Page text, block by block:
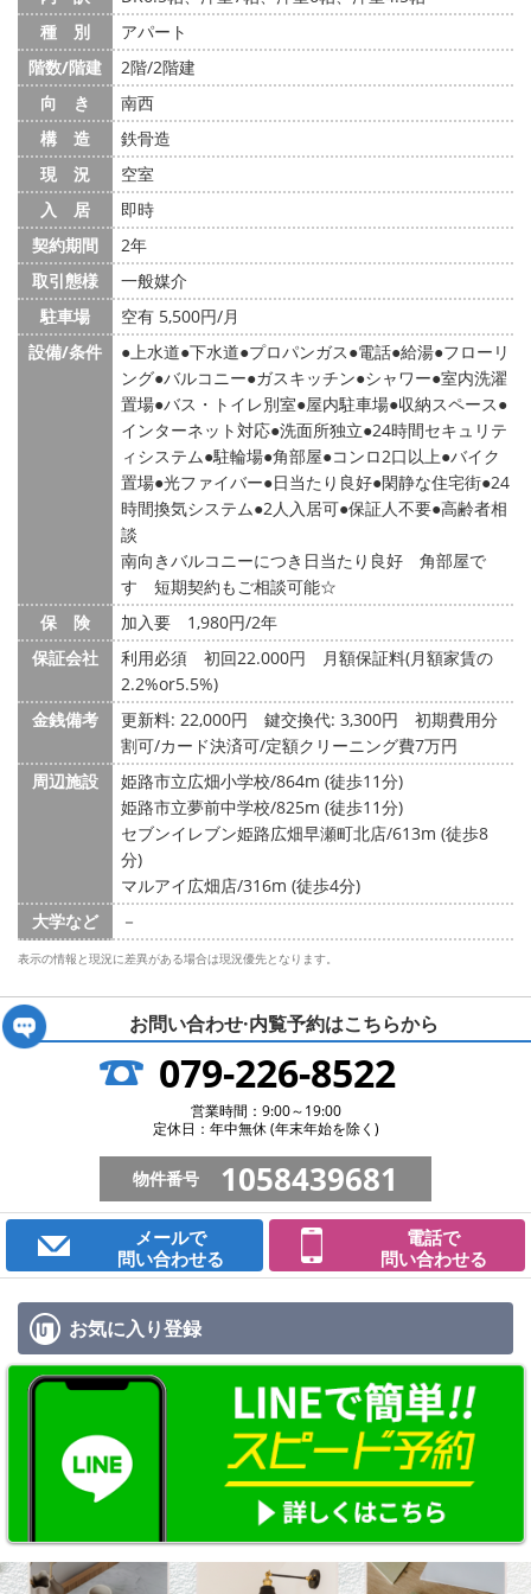
種 別
アパート
階数/階建
2階/2階建
向 き
南西
構 造
鉄骨造
現 況
空室
入 居
即時
契約期間
2年
取引態様
一般媒介
駐車場
空有 5,500円/月
設備/条件
上水道 下水道 プロパンガス 電話 給湯 フローリ
ング バルコニー ガスキッチン シャワー 室内洗濯
置場 バス・トイレ別室 屋内駐車場 収納スペース
インターネット対応 洗面所独立 24時間セキュリテ
ィシステム 駐輪場 角部屋 コンロ2口以上 バイク
置場 光ファイバー 日当たり良好 閑静な住宅街 24
時間換気システム 2人入居可 保証人不要 高齢者相
談
南向きバルコニーにつき日当たり良好 角部屋で
す 短期契約もご相談可能☆
保 険
加入要 1,980円/2年
保証会社
利用必須 初回22.000円 月額保証料(月額家賃の
2.2%or5.5%)
金銭備考
更新料: 22,000円 鍵交換代: 3,300円
初期費用分
割可/カード決済可/定額クリーニング費7万円
周辺施設
姫路市立広畑小学校/864m (徒歩11分)
姫路市立夢前中学校/825m (徒歩11分)
セブンイレブン姫路広畑早瀬町北店/613m (徒歩8
分)
マルアイ広畑店/316m (徒歩4分)
大学など
－
表示の情報と現況に差異がある場合は現況優先となります。
お問い合わせ·内覧予約はこちらから
079-226-8522
営業時間：9:00～19:00
定休日：年中無休 (年末年始を除く)
物件番号 1058439681
メールで
問い合わせる
電話で
問い合わせる
お気に入り登録